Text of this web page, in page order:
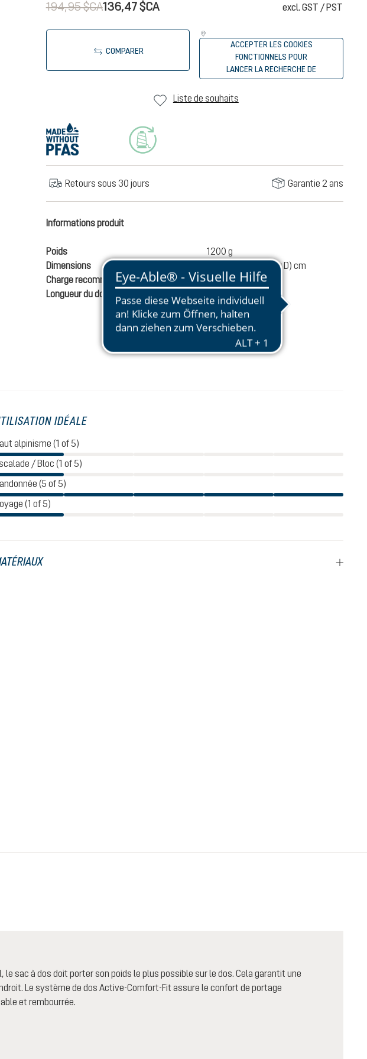
136,47 $CA
194,95 $CA excl. GST / PST
COMPARER
ACCEPTER LES COOKIES
FONCTIONNELS POUR
LANCER LA RECHERCHE DE
REVENDEURS
Liste de souhaits
Retours sous 30 jours Garantie 2 ans
Informations produit
Poids
1200 g
Dimensions
52 / 28 / 18 (L x W x D) cm
Charge recommandée
3-6 kg
Longueur du dos
44 - 54 cm
excl. GST / PST
IDÉALE
alpinisme (1 of 5)
/ Bloc (1 of 5)
(5 of 5)
(1 of 5)
sac à dos doit porter son poids le plus possible sur le dos. Cela garantit une
Le système de dos Active-Comfort-Fit assure le confort de portage
et rembourrée.